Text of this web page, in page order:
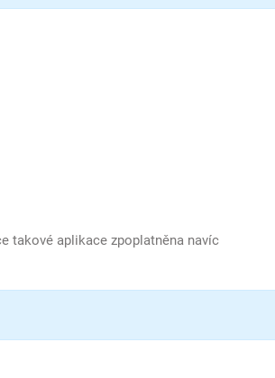
takové aplikace zpoplatněna navíc